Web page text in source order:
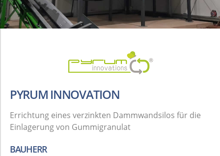
Schüttwände /
Lagerhallen für Schüttgüter
rechteckig
ERGÄNZENDE KOMPONENTEN
Annahme- und Verladegebäude
PYRUM INNOVATION
Errichtung eines verzinkten Dammwandsilos für die
Einlagerung von Gummigranulat
BAUHERR